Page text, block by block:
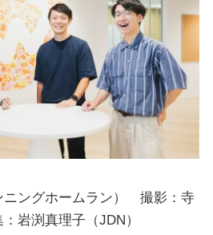
ニングホームラン） 撮影：寺
岩渕真理子（JDN）